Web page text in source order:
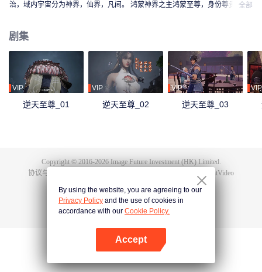
治，域内宇宙分为神界，仙界，凡间。 鸿蒙神界之主鸿蒙至尊，身份尊贵，属
宙入侵时，鸿蒙至尊被混沌至尊和始源至尊设计联手杀害，并诅咒其万世轮
回。鸿蒙至尊亲人手下被杀，家园被夺，理念被改，就连最疼爱的徒儿灵霞天
尊也背叛了他。而且在他万世轮回中被世世灭门，直到最后一世转生到了谭云
身上。 谭云是望月镇小贵族谭家的少爷，但鸿蒙至尊转生之人需要受到生死刺
激才能觉醒。在婚礼中，谭云撞见未婚妻与司徒家少爷偷情并被殴打，在将死
之时终于觉醒了鸿蒙至尊的记忆。 原先废柴的谭云凭借着鸿蒙神胎，逆天改
命，拥有了神级的天赋，然后开始修炼前世的功法，快速提升修为。谭云先是
也收获了多位风姿卓绝的佳丽。
全部
剧集
VIP
逆天至尊_01
VIP
逆天至尊_02
VIP
逆天至尊_03
VIP
Copyright © 2016-2026Image Future Investment (HK) Limited.
协议与条款
TencentVideo
By using the website, you are agreeing to our
Privacy Policy and the use of cookies in
accordance with our Cookie Policy.
Accept